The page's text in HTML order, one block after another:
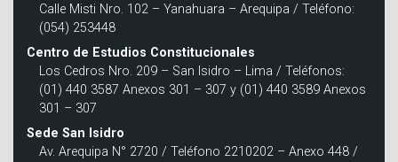
Calle Misti Nro. 102 – Yanahuara – Arequipa / Teléfono:
(054) 253448
Centro de Estudios Constitucionales
Los Cedros Nro. 209 – San Isidro – Lima / Teléfonos:
(01) 440 3587 Anexos 301 – 307 y (01) 440 3589 Anexos
301 – 307
Sede San Isidro
Av. Arequipa N° 2720 / Teléfono 2210202 – Anexo 448 /